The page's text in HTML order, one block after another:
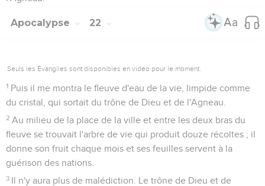
Apocalypse 22
Seuls les Évangiles sont disponibles en vidéo pour le moment.
1 Puis il me montra le fleuve d'eau de la vie, limpide comme
du cristal, qui sortait du trône de Dieu et de l'Agneau.
2 Au milieu de la place de la ville et entre les deux bras du
fleuve se trouvait l'arbre de vie qui produit douze récoltes ; il
donne son fruit chaque mois et ses feuilles servent à la
guérison des nations.
3 Il n'y aura plus de malédiction. Le trône de Dieu et de